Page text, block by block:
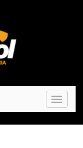
Toggle